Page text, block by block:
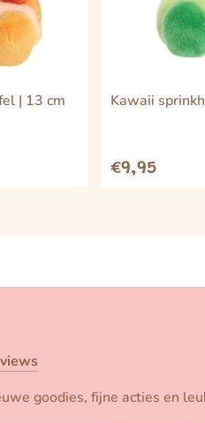
| 13 cm Kawaii
€9,95
goodies, fijne acties en